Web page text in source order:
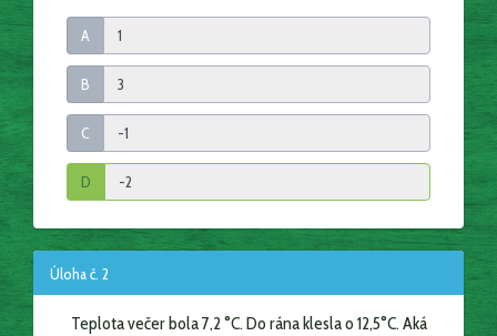
A
B
C
D
Úloha č. 2
Teplota večer bola 7,2 °C. Do rána klesla o 12,5°C. Aká